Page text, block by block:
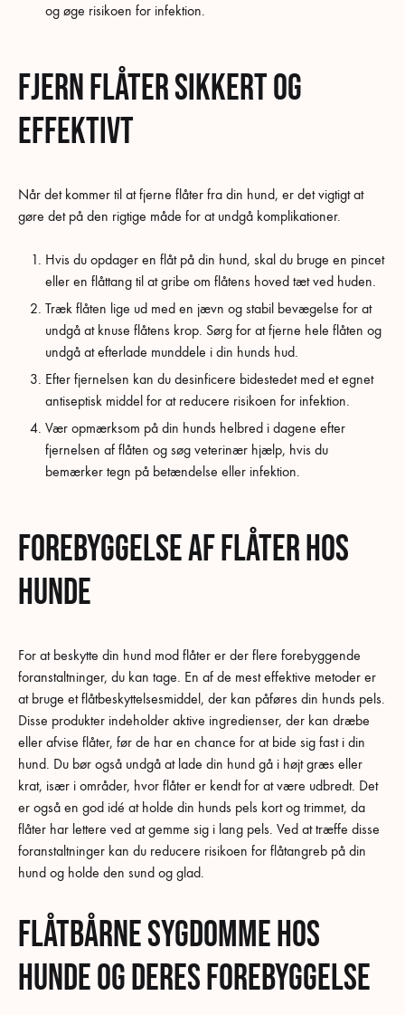
og øge risikoen for infektion.
Fjern flåter sikkert og
effektivt
Når det kommer til at fjerne flåter fra din hund, er det vigtigt at
gøre det på den rigtige måde for at undgå komplikationer.
Hvis du opdager en flåt på din hund, skal du bruge en pincet
eller en flåttang til at gribe om flåtens hoved tæt ved huden.
Træk flåten lige ud med en jævn og stabil bevægelse for at
undgå at knuse flåtens krop. Sørg for at fjerne hele flåten og
undgå at efterlade munddele i din hunds hud.
Efter fjernelsen kan du desinficere bidestedet med et egnet
antiseptisk middel for at reducere risikoen for infektion.
Vær opmærksom på din hunds helbred i dagene efter
fjernelsen af flåten og søg veterinær hjælp, hvis du
bemærker tegn på betændelse eller infektion.
Forebyggelse af flåter hos
hunde
For at beskytte din hund mod flåter er der flere forebyggende
foranstaltninger, du kan tage. En af de mest effektive metoder er
at bruge et flåtbeskyttelsesmiddel, der kan påføres din hunds pels.
Disse produkter indeholder aktive ingredienser, der kan dræbe
eller afvise flåter, før de har en chance for at bide sig fast i din
hund. Du bør også undgå at lade din hund gå i højt græs eller
krat, især i områder, hvor flåter er kendt for at være udbredt. Det
er også en god idé at holde din hunds pels kort og trimmet, da
flåter har lettere ved at gemme sig i lang pels. Ved at træffe disse
foranstaltninger kan du reducere risikoen for flåtangreb på din
hund og holde den sund og glad.
Flåtbårne sygdomme hos
hunde og deres forebyggelse